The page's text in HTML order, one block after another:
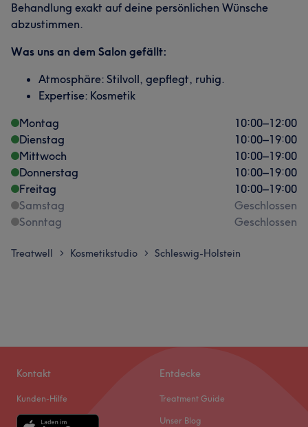
Behandlung exakt auf deine persönlichen Wünsche
abzustimmen.
Was uns an dem Salon gefällt:
Atmosphäre: Stilvoll, gepflegt, ruhig.
Expertise: Kosmetik
Montag
10:00–12:00
Dienstag
10:00–19:00
Mittwoch
10:00–19:00
Donnerstag
10:00–19:00
Freitag
10:00–19:00
Samstag
Geschlossen
Sonntag
Geschlossen
Treatwell > Kosmetikstudio > Schleswig-Holstein
Kontakt
Kunden-Hilfe
Entdecke
Treatment Guide
Unser Blog